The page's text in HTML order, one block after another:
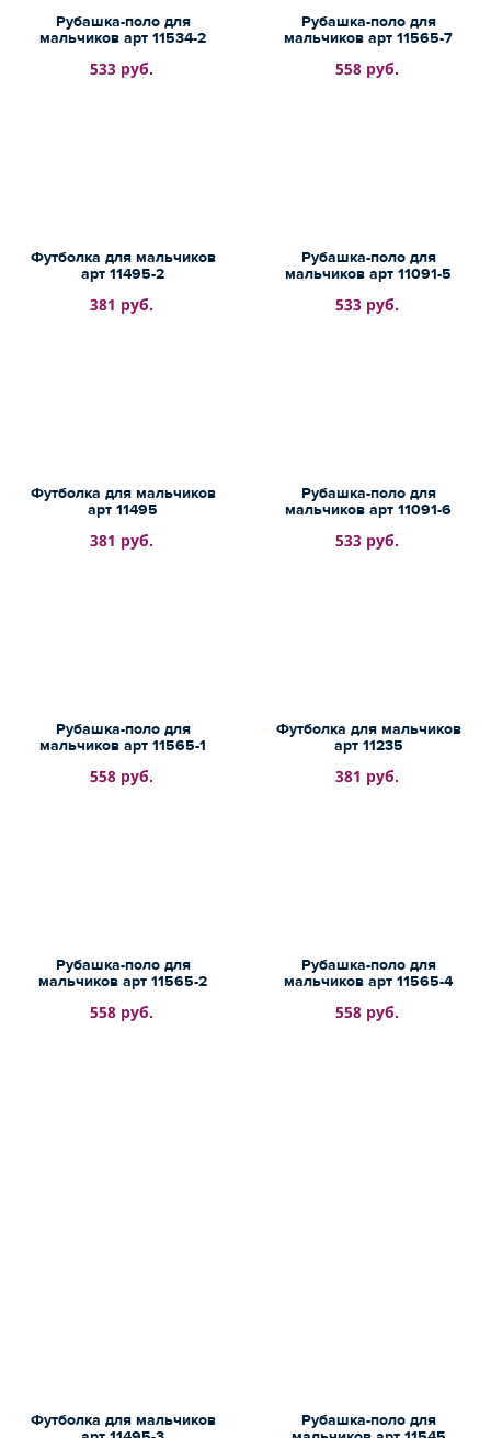
Рубашка-поло для
мальчиков арт 11534-2
533 руб.
Рубашка-поло для
мальчиков арт 11565-7
558 руб.
Футболка для мальчиков
арт 11495-2
381 руб.
Рубашка-поло для
мальчиков арт 11091-5
533 руб.
Футболка для мальчиков
арт 11495
381 руб.
Рубашка-поло для
мальчиков арт 11091-6
533 руб.
Рубашка-поло для
мальчиков арт 11565-1
558 руб.
Футболка для мальчиков
арт 11235
381 руб.
Рубашка-поло для
мальчиков арт 11565-2
558 руб.
Рубашка-поло для
мальчиков арт 11565-4
558 руб.
Футболка для мальчиков
Рубашка-поло для